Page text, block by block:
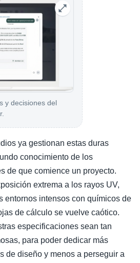
y decisiones del
ya gestionan estas duras
conocimiento de los
de que comience un proyecto.
extrema a los rayos UV,
entornos intensos con químicos de
de cálculo se vuelve caótico.
especificaciones sean tan
para poder dedicar más
de diseño y menos a perseguir a